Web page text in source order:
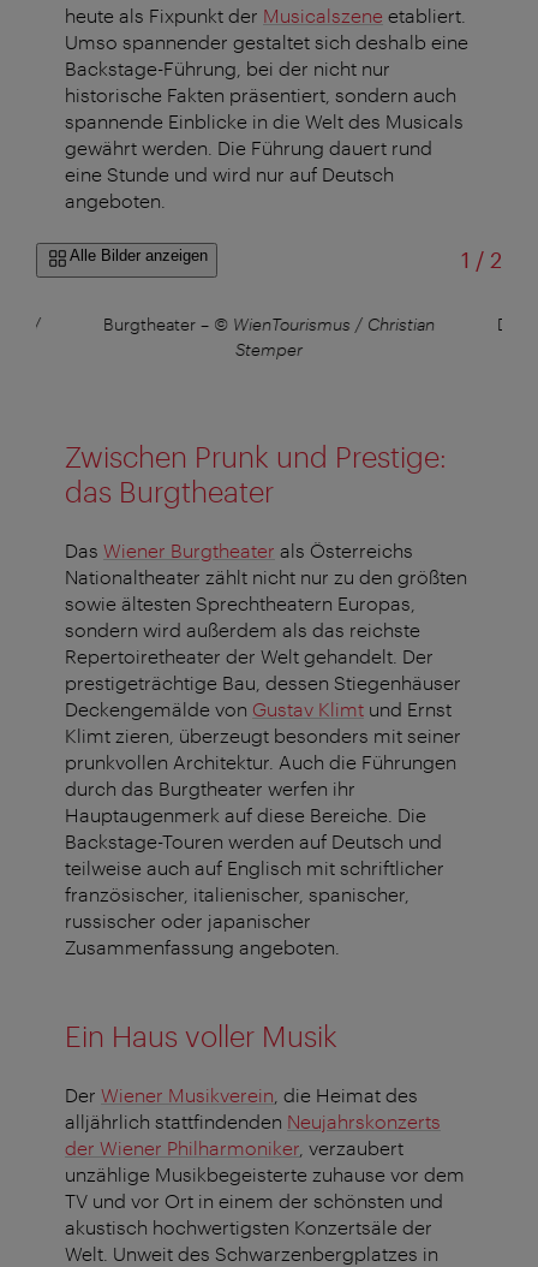
heute als Fixpunkt der Musicalszene etabliert.
Umso spannender gestaltet sich deshalb eine
Backstage-Führung, bei der nicht nur
historische Fakten präsentiert, sondern auch
spannende Einblicke in die Welt des Musicals
gewährt werden. Die Führung dauert rund
eine Stunde und wird nur auf Deutsch
angeboten.
Alle Bilder anzeigen 1 /von
2
/ Burgtheater– © WienTourismus / Christian
Stemper
Der
Zwischen Prunk und Prestige:
das Burgtheater
Das Wiener Burgtheater als Österreichs
Nationaltheater zählt nicht nur zu den größten
sowie ältesten Sprechtheatern Europas,
sondern wird außerdem als das reichste
Repertoiretheater der Welt gehandelt. Der
prestigeträchtige Bau, dessen Stiegenhäuser
Deckengemälde von Gustav Klimt und Ernst
Klimt zieren, überzeugt besonders mit seiner
prunkvollen Architektur. Auch die Führungen
durch das Burgtheater werfen ihr
Hauptaugenmerk auf diese Bereiche. Die
Backstage-Touren werden auf Deutsch und
teilweise auch auf Englisch mit schriftlicher
französischer, italienischer, spanischer,
russischer oder japanischer
Zusammenfassung angeboten.
Ein Haus voller Musik
Der Wiener Musikverein , die Heimat des
alljährlich stattfindenden Neujahrskonzerts
der Wiener Philharmoniker , verzaubert
unzählige Musikbegeisterte zuhause vor dem
TV und vor Ort in einem der schönsten und
akustisch hochwertigsten Konzertsäle der
Welt. Unweit des Schwarzenbergplatzes in